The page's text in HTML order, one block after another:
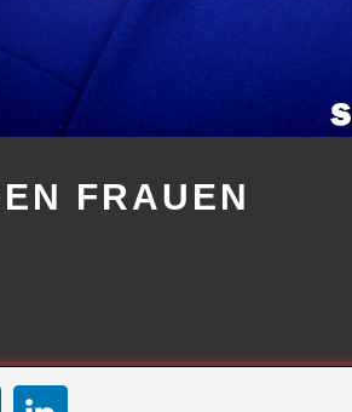
FRAUEN